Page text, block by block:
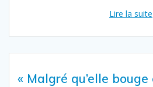
Lire la suite
« Malgré qu’elle bouge